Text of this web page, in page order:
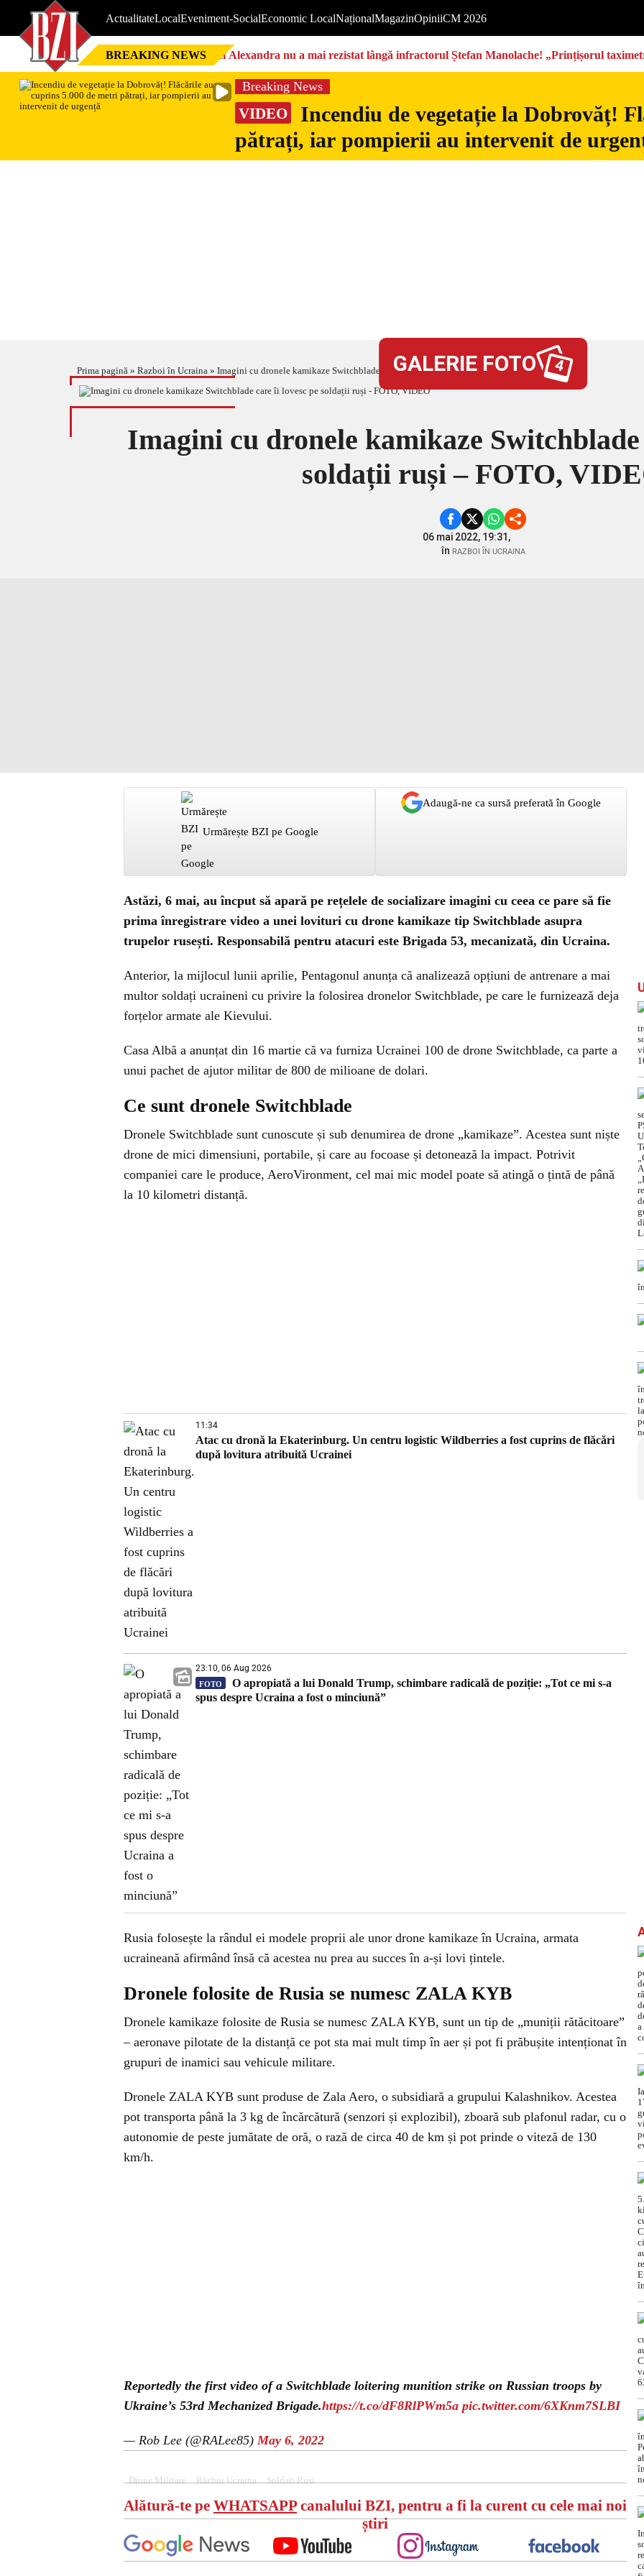
ActualitateLocalEveniment-SocialEconomic LocalNaționalMagazinOpiniiCM 2026
BREAKING NEWS Nici Alexandra nu a mai rezistat lângă infractorul Ștefan Manolache! „Prințișorul
Breaking News
VIDEO
Incendiu de vegetație la Dobrovăț!
pătrați, iar pompierii au intervenit de
Prima pagină » Razboi în Ucraina » Imagini cu dronele kamikaze Switchblade care îi lovesc pe soldații ruși – FOTO, VIDEO
GALERIE FOTO 4
Imagini cu dronele kamikaze
soldații ruși – FOTO,
06 mai 2022, 19:31,
în RAZBOI ÎN UCRAINA
Urmărește BZI pe Google
Adaugă-ne ca sursă preferată în Google
Astăzi, 6 mai, au încput să apară pe rețelele de socializare imagini cu ceea ce pare să fie
prima înregistrare video a unei lovituri cu drone kamikaze tip Switchblade asupra
trupelor rusești. Responsabilă pentru atacuri este Brigada 53, mecanizată, din Ucraina.
Anterior, la mijlocul lunii aprilie, Pentagonul anunța că analizează opțiuni de antrenare a mai
multor soldați ucraineni cu privire la folosirea dronelor Switchblade, pe care le furnizează deja
forțelor armate ale Kievului.
Casa Albă a anunțat din 16 martie că va furniza Ucrainei 100 de drone Switchblade, ca parte a
unui pachet de ajutor militar de 800 de milioane de dolari.
Ce sunt dronele Switchblade
Dronele Switchblade sunt cunoscute și sub denumirea de drone „kamikaze”. Acestea sunt niște
drone de mici dimensiuni, portabile, și care au focoase și detonează la impact. Potrivit
companiei care le produce, AeroVironment, cel mai mic model poate să atingă o țintă de până
la 10 kilometri distanță.
11:34
Atac cu dronă la Ekaterinburg. Un centru logistic Wildberries a fost cuprins de flăcări
după lovitura atribuită Ucrainei
23:10, 06 Aug 2026
FOTO
O apropiată a lui Donald Trump, schimbare radicală de poziție: „Tot ce mi s-a
spus despre Ucraina a fost o minciună”
Rusia folosește la rândul ei modele proprii ale unor drone kamikaze în Ucraina, armata
ucraineană afirmând însă că acestea nu prea au succes în a-și lovi țintele.
Dronele folosite de Rusia se numesc ZALA KYB
Dronele kamikaze folosite de Rusia se numesc ZALA KYB, sunt un tip de „muniții rătăcitoare”
– aeronave pilotate de la distanță ce pot sta mai mult timp în aer și pot fi prăbușite intenționat în
grupuri de inamici sau vehicule militare.
Dronele ZALA KYB sunt produse de Zala Aero, o subsidiară a grupului Kalashnikov. Acestea
pot transporta până la 3 kg de încărcătură (senzori și explozibil), zboară sub plafonul radar, cu o
autonomie de peste jumătate de oră, o rază de circa 40 de km și pot prinde o viteză de 130
km/h.
Reportedly the first video of a Switchblade loitering munition strike on Russian troops by
Ukraine’s 53rd Mechanized Brigade.https://t.co/dF8RlPWm5a pic.twitter.com/6XKnm7SLBI
— Rob Lee (@RALee85)May 6, 2022
Drone Militare Război Ucraina Soldati Rusi
Alătură-te pe WHATSAPPcanalului BZI, pentru a fi la curent cu cele mai noi
știri